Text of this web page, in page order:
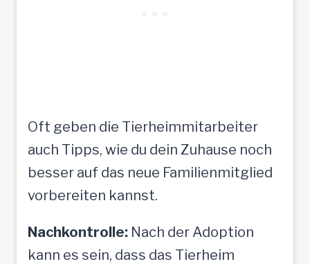
Oft geben die Tierheimmitarbeiter
auch Tipps, wie du dein Zuhause noch
besser auf das neue Familienmitglied
vorbereiten kannst.
Nachkontrolle: Nach der Adoption
kann es sein, dass das Tierheim